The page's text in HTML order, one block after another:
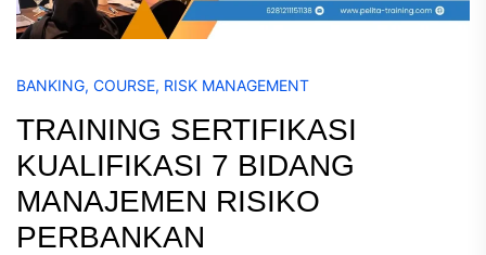
BANKING, COURSE, RISK MANAGEMENT
TRAINING SERTIFIKASI
KUALIFIKASI 7 BIDANG
MANAJEMEN RISIKO
PERBANKAN